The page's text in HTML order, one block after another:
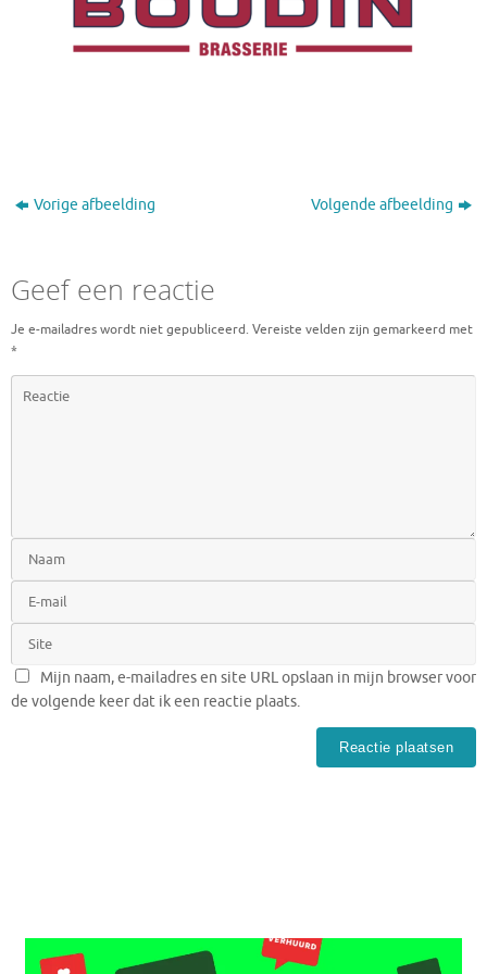
Vorige afbeelding Volgende afbeelding
Geef een reactie
Je e-mailadres wordt niet gepubliceerd. Vereiste velden zijn gemarkeerd met
*
Mijn naam, e-mailadres en site URL opslaan in mijn browser voor
de volgende keer dat ik een reactie plaats.